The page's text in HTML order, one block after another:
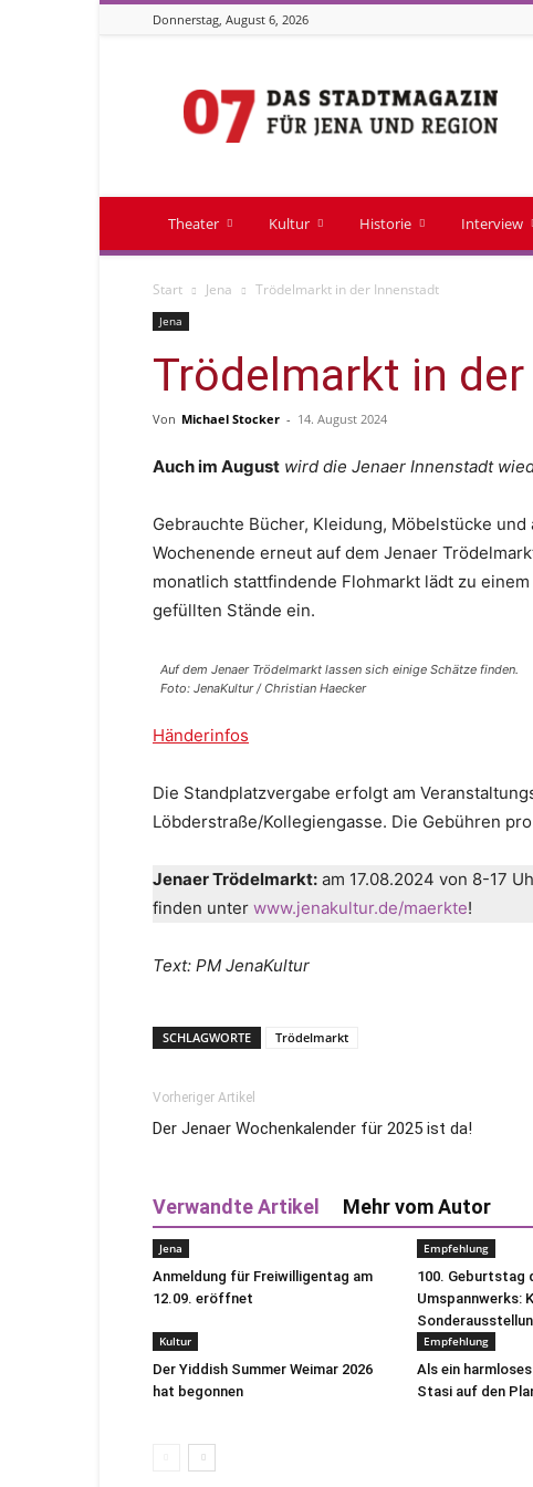
Donnerstag, August 6, 2026
07
Theater Kultur Historie Interview
Start Jena Trödelmarkt in der Innenstadt
Jena
Trödelmarkt in
Von Michael Stocker - 14. August 2024
Auch im August wird die Jenaer Innenstadt
Gebrauchte Bücher, Kleidung, Möbelstücke
Wochenende erneut auf dem Jenaer
monatlich stattfindende Flohmarkt lädt zu
gefüllten Stände ein.
Auf dem Jenaer Trödelmarkt lassen sich einige Schätze finden.
Foto: JenaKultur / Christian Haecker
Händerinfos
Die Standplatzvergabe erfolgt am
Löbderstraße/Kollegiengasse. Die Gebühren
Jenaer Trödelmarkt: am 17.08.2024 von 8-17
finden unter www.jenakultur.de/maerkte!
Text: PM JenaKultur
SCHLAGWORTE Trödelmarkt
Vorheriger Artikel
Der Jenaer Wochenkalender für 2025 ist da!
Verwandte Artikel Mehr vom Autor
Jena
Anmeldung für Freiwilligentag am
12.09. eröffnet
Empfehlung
100. Geburtstag
Umspannwerks:
Kultur
Der Yiddish Summer Weimar 2026
hat begonnen
Empfehlung
Als ein
Stasi auf den